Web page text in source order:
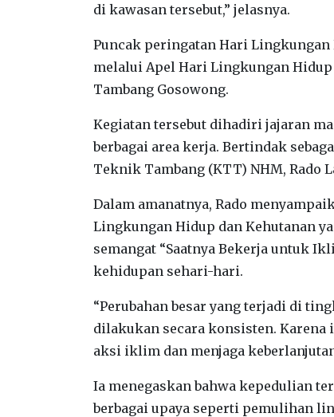
di kawasan tersebut,” jelasnya.
‎Puncak peringatan Hari Lingkungan
melalui Apel Hari Lingkungan Hidup
Tambang Gosowong.
‎Kegiatan tersebut dihadiri jajaran
berbagai area kerja. Bertindak
Teknik Tambang (KTT) NHM, Rado
‎Dalam amanatnya, Rado
Lingkungan Hidup dan Kehutanan
semangat “Saatnya Bekerja untuk
kehidupan sehari-hari.
‎“Perubahan besar yang terjadi di
dilakukan secara konsisten.
aksi iklim dan menjaga
‎Ia menegaskan bahwa kepedulian
berbagai upaya seperti pemulihan